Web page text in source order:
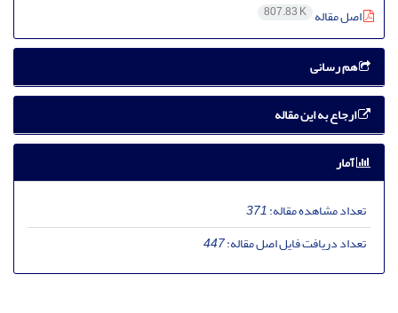
اصل مقاله 807.83 K
هم رسانی
ارجاع به این مقاله
آمار
تعداد مشاهده مقاله:371
تعداد دریافت فایل اصل مقاله:447